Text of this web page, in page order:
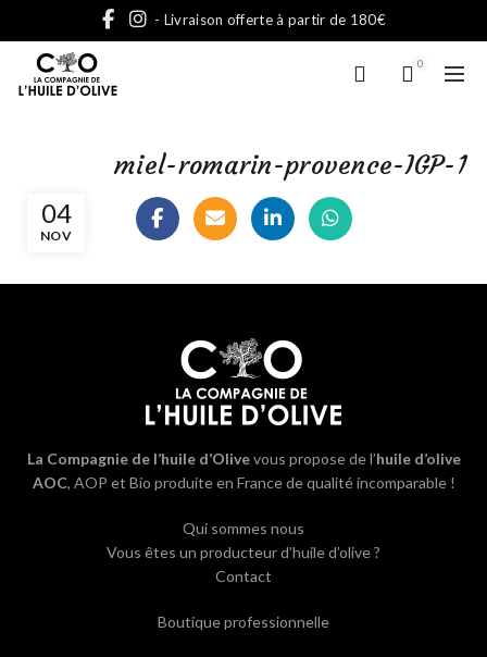
- Livraison offerte à partir de 180€
0
04
NOV
miel-romarin-provence-IGP-1
La Compagnie de l’huile d’Olivevous propose de l’huile d’olive
AOC, AOP et Bio produite en France de qualité incomparable !
Qui sommes nous
Vous êtes un producteur d’huile d’olive ?
Contact
Boutique professionnelle